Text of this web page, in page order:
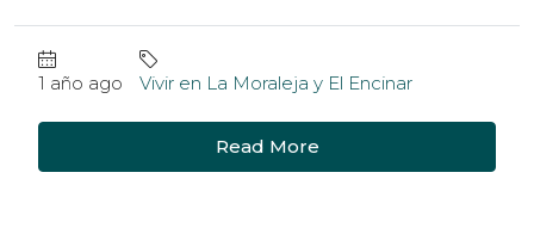
1 año ago Vivir en La Moraleja y El Encinar
Read More